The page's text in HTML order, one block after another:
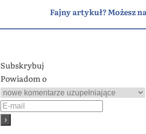
Fajny artykuł? Możesz
Subskrybuj
Powiadom o